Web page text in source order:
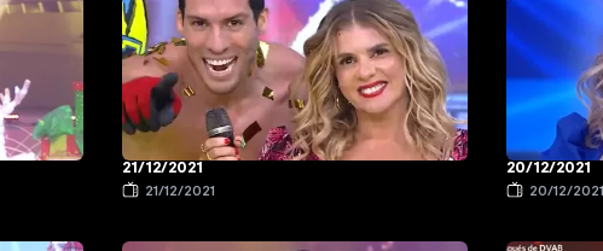
21/12/2021
21/12/2021
20/12/2021
20/12/2021